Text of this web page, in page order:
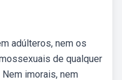
adúlteros, nem os
de qualquer
imorais, nem